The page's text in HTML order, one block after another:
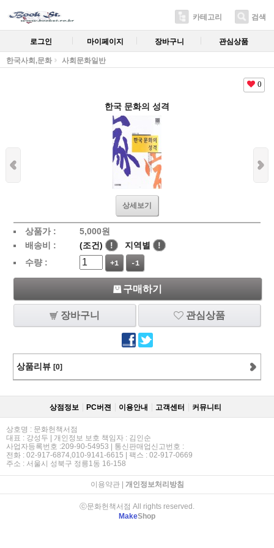
카테고리 검색
로그인 마이페이지 장바구니 관심상품
한국사회,문화 사회문화일반
0
한국 문화의 성격
상세보기
상품가 : 5,000원
배송비 :
(조건) ! 지역별
!
수량 :
+1 -1
구매하기
장바구니 관심상품
상품리뷰 [0]
상점정보 PC버젼 이용안내 고객센터 커뮤니티
상호명 : 문화헌책서점
대표 : 강성두 | 개인정보 보호 책임자 : 김인순
사업자등록번호 :209-90-54953 | 통신판매업신고번호 :
전화 : 02-917-6874,010-9141-6615 | 팩스 : 02-917-0669
주소 : 서울시 성북구 정릉1동 16-158
이용약관| 개인정보처리방침
ⓒ문화헌책서점 All rights reserved.
MakeShop